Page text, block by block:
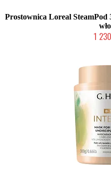
Prostownica Loreal
1